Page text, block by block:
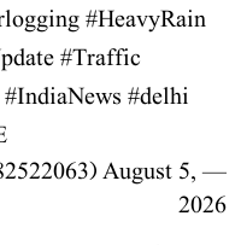
#HeavyRain
#Traffic
#IndiaNews #delhi
— Meet Prajapati (@MeetPra82522063)
August 5,
2026